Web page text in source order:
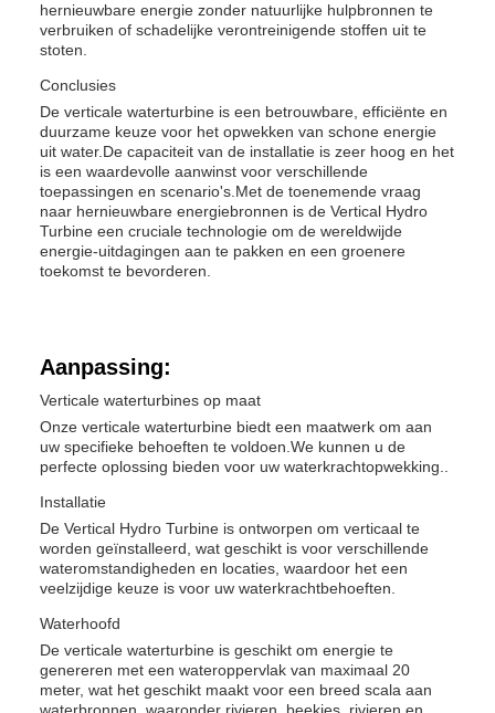
hernieuwbare energie zonder natuurlijke hulpbronnen te
verbruiken of schadelijke verontreinigende stoffen uit te
stoten.
Conclusies
De verticale waterturbine is een betrouwbare, efficiënte en
duurzame keuze voor het opwekken van schone energie
uit water.De capaciteit van de installatie is zeer hoog en het
is een waardevolle aanwinst voor verschillende
toepassingen en scenario's.Met de toenemende vraag
naar hernieuwbare energiebronnen is de Vertical Hydro
Turbine een cruciale technologie om de wereldwijde
energie-uitdagingen aan te pakken en een groenere
toekomst te bevorderen.
Aanpassing:
Verticale waterturbines op maat
Onze verticale waterturbine biedt een maatwerk om aan
uw specifieke behoeften te voldoen.We kunnen u de
perfecte oplossing bieden voor uw waterkrachtopwekking..
Installatie
De Vertical Hydro Turbine is ontworpen om verticaal te
worden geïnstalleerd, wat geschikt is voor verschillende
wateromstandigheden en locaties, waardoor het een
veelzijdige keuze is voor uw waterkrachtbehoeften.
Waterhoofd
De verticale waterturbine is geschikt om energie te
genereren met een wateroppervlak van maximaal 20
meter, wat het geschikt maakt voor een breed scala aan